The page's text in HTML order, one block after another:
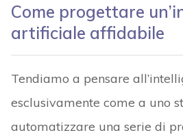
Come progettare
artificiale affidabile
Tendiamo a pensare
esclusivamente come a uno
automatizzare una serie di